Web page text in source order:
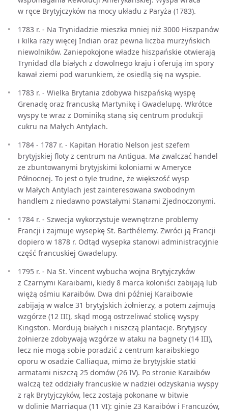
w ręce Brytyjczyków na mocy układu z Paryża (1783).
1783 r. - Na Trynidadzie mieszka mniej niż 3000 Hiszpanów
i kilka razy więcej Indian oraz pewna liczba murzyńskich
niewolników. Zaniepokojone władze hiszpańskie otwierają
Trynidad dla białych z dowolnego kraju i oferują im spory
kawał ziemi pod warunkiem, że osiedlą się na wyspie.
1783 r. - Wielka Brytania zdobywa hiszpańską wyspę
Grenadę oraz francuską Martynikę i Gwadelupę. Wkrótce
wyspy te wraz z Dominiką staną się centrum produkcji
cukru na Małych Antylach.
1784 - 1787 r. - Kapitan Horatio Nelson jest szefem
brytyjskiej floty z centrum na Antigua. Ma zwalczać handel
ze zbuntowanymi brytyjskimi koloniami w Ameryce
Północnej. To jest o tyle trudne, że większość wysp
w Małych Antylach jest zainteresowana swobodnym
handlem z niedawno powstałymi Stanami Zjednoczonymi.
1784 r. - Szwecja wykorzystuje wewnętrzne problemy
Francji i zajmuje wysepkę St. Barthélemy. Zwróci ją Francji
dopiero w 1878 r. Odtąd wysepka stanowi administracyjnie
część francuskiej Gwadelupy.
1795 r. - Na St. Vincent wybucha wojna Brytyjczyków
z Czarnymi Karaibami, kiedy 8 marca koloniści zabijają lub
więżą ośmiu Karaibów. Dwa dni później Karaibowie
zabijają w walce 31 brytyjskich żołnierzy, a potem zajmują
wzgórze (12 III), skąd mogą ostrzeliwać stolicę wyspy
Kingston. Mordują białych i niszczą plantacje. Brytyjscy
żołnierze zdobywają wzgórze w ataku na bagnety (14 III),
lecz nie mogą sobie poradzić z centrum karaibskiego
oporu w osadzie Calliaqua, mimo że brytyjskie statki
armatami niszczą 25 domów (26 IV). Po stronie Karaibów
walczą też oddziały francuskie w nadziei odzyskania wyspy
z rąk Brytyjczyków, lecz zostają pokonane w bitwie
w dolinie Marriaqua (11 VI): ginie 23 Karaibów i Francuzów,